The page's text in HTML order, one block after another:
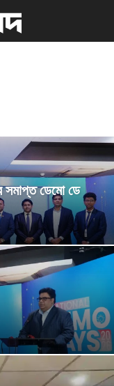
সমাপ্ত ডেমো ডে